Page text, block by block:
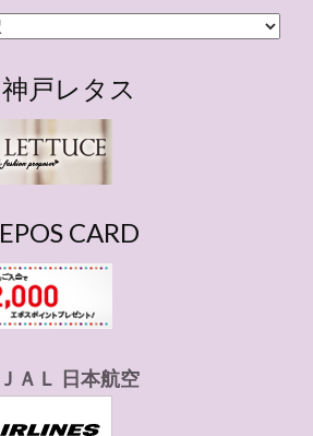
神戸レタス
EPOS CARD
ＪＡＬ 日本航空